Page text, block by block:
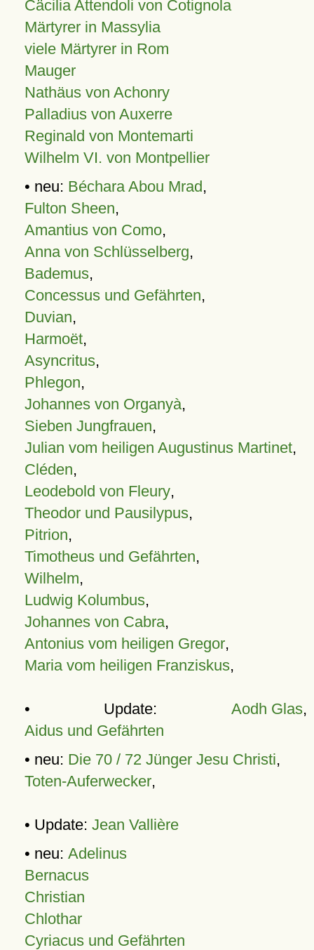
Cäcilia Attendoli von Cotignola
Märtyrer in Massylia
viele Märtyrer in Rom
Mauger
Nathäus von Achonry
Palladius von Auxerre
Reginald von Montemarti
Wilhelm VI. von Montpellier
• neu: Béchara Abou Mrad,
Fulton Sheen,
Amantius von Como,
Anna von Schlüsselberg,
Bademus,
Concessus und Gefährten,
Duvian,
Harmoët,
Asyncritus,
Phlegon,
Johannes von Organyà,
Sieben Jungfrauen,
Julian vom heiligen Augustinus Martinet,
Cléden,
Leodebold von Fleury,
Theodor und Pausilypus,
Pitrion,
Timotheus und Gefährten,
Wilhelm,
Ludwig Kolumbus,
Johannes von Cabra,
Antonius vom heiligen Gregor,
Maria vom heiligen Franziskus,
• Update: Aodh Glas,
Aidus und Gefährten
• neu: Die 70 / 72 Jünger Jesu Christi,
Toten-Auferwecker,
• Update: Jean Vallière
• neu: Adelinus
Bernacus
Christian
Chlothar
Cyriacus und Gefährten